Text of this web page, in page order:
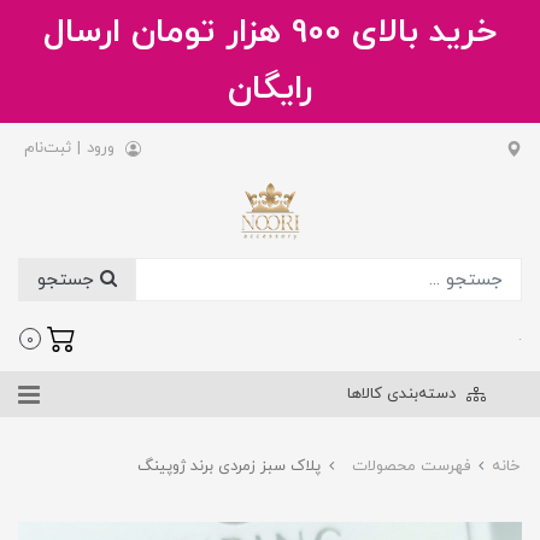
خرید بالای 900 هزار تومان ارسال
رایگان
ورود | ثبت‌نام
.
0
دسته‌بندی کالاها
خانه فهرست محصولات پلاک سبز زمردی برند ژوپینگ